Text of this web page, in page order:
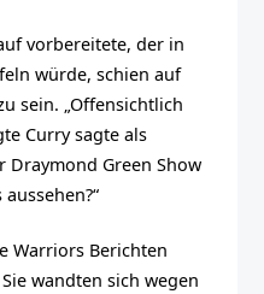
vorbereitete, der in
würde, schien auf
sein. „Offensichtlich
Currysagteals
Draymond Green Show
Warriors Berichten
wandten sich wegen